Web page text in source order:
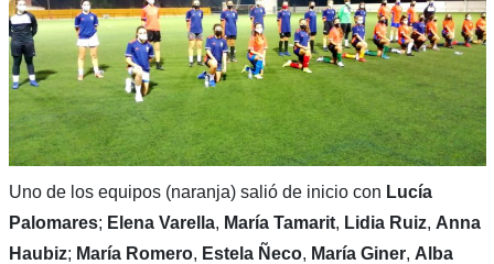
Uno de los equipos (naranja) salió de inicio con Lucía
Palomares; Elena Varella, María Tamarit, Lidia Ruiz, Anna
Haubiz; María Romero, Estela Ñeco, María Giner, Alba